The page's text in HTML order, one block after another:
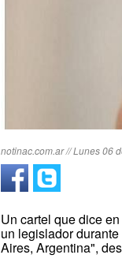
notinac.com.ar // Lunes 06
Un cartel que dice
un legislador
Aires, Argentina",